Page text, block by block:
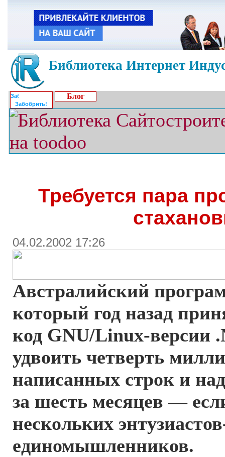
Библиотека Интернет
Забобрить!
Блог
Требуется пара
04.02.2002 17:26
Австралийский
который год назад
код GNU/Linux-версии
удвоить четверть
написанных строк и
за шесть месяцев —
нескольких
единомышленников.